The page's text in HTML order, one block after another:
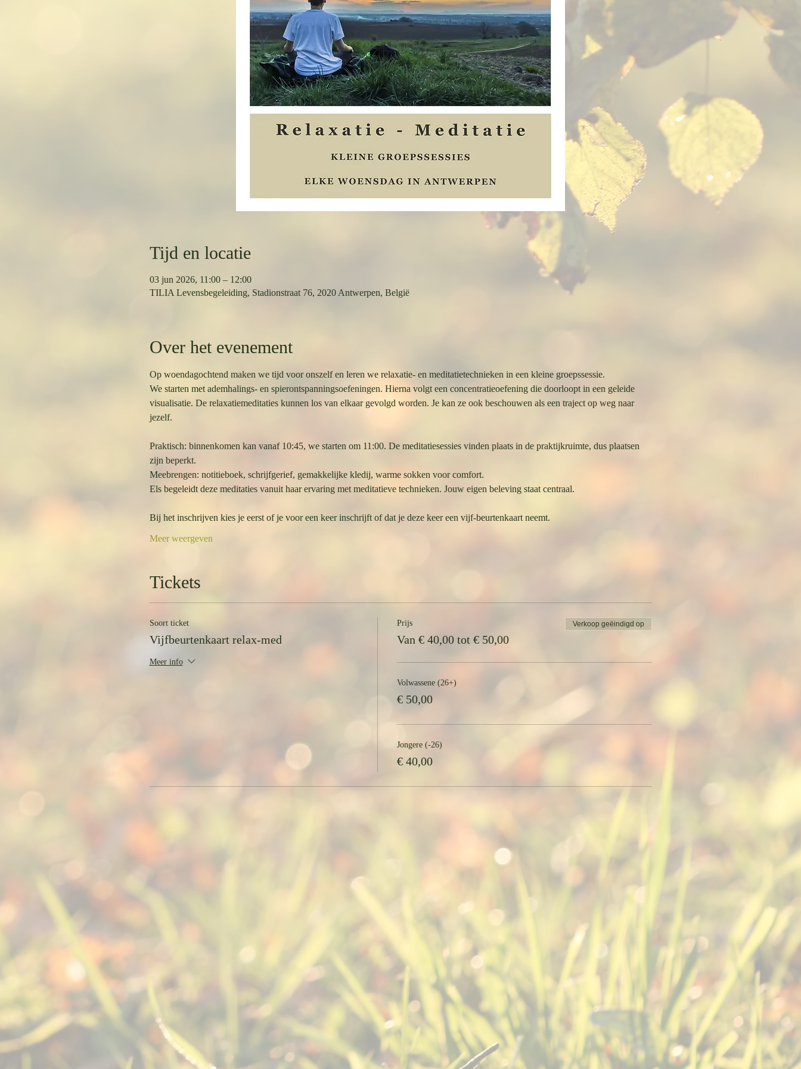
Tijd en locatie
03 jun 2026, 11:00 – 12:00
TILIA Levensbegeleiding, Stadionstraat 76, 2020 Antwerpen, België
Over het evenement
Op woendagochtend maken we tijd voor onszelf en leren we relaxatie- en meditatietechnieken in een kleine groepssessie.
We starten met ademhalings- en spierontspanningsoefeningen. Hierna volgt een concentratieoefening die doorloopt in een geleide
visualisatie. De relaxatiemeditaties kunnen los van elkaar gevolgd worden. Je kan ze ook beschouwen als een traject op weg naar
jezelf.
Praktisch: binnenkomen kan vanaf 10:45, we starten om 11:00. De meditatiesessies vinden plaats in de praktijkruimte, dus plaatsen
zijn beperkt.
Meebrengen: notitieboek, schrijfgerief, gemakkelijke kledij, warme sokken voor comfort.
Els begeleidt deze meditaties vanuit haar ervaring met meditatieve technieken. Jouw eigen beleving staat centraal.
Bij het inschrijven kies je eerst of je voor een keer inschrijft of dat je deze keer een vijf-beurtenkaart neemt.
Meer weergeven
Tickets
Soort ticket
Vijfbeurtenkaart relax-med
Meer info
Prijs
Van € 40,00 tot € 50,00
Verkoop geëindigd op
Volwassene (26+)
€ 50,00
Jongere (-26)
€ 40,00